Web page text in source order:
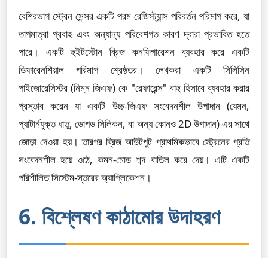
বেশিরভাগ স্ট্রেন সেন্সর একটি পরম রেজিস্ট্যান্স পরিবর্তন পরিমাপ করে, যা
তাপমাত্রা প্রবাহ এবং অন্যান্য পরিবেশগত কারণ দ্বারা প্রভাবিত হতে
পারে। একটি হুইটস্টোন ব্রিজ কনফিগারেশন ব্যবহার করে একটি
ডিফারেনশিয়াল পরিমাপ শ্রেষ্ঠতর। লেখকরা একটি সিলিসিন
পাইজোরেসিস্টর (নিম্ন জিএফ) কে "রেফারেন্স" বাহু হিসাবে ব্যবহার করার
প্রস্তাব করেন যা একটি উচ্চ-জিএফ সংবেদনশীল উপাদান (যেমন,
প্যাটার্নযুক্ত ধাতু, ডোপড সিলিকন, বা অন্য কোনও 2D উপাদান) এর সাথে
জোড়া দেওয়া হয়। তারপর ব্রিজ আউটপুট প্রাথমিকভাবে স্ট্রেনের প্রতি
সংবেদনশীল হয়ে ওঠে, কমন-মোড শব্দ বাতিল করে দেয়। এটি একটি
পরিশীলিত সিস্টেম-স্তরের অ্যাপ্লিকেশন।
6. বিশ্লেষণ কাঠামোর উদাহরণ